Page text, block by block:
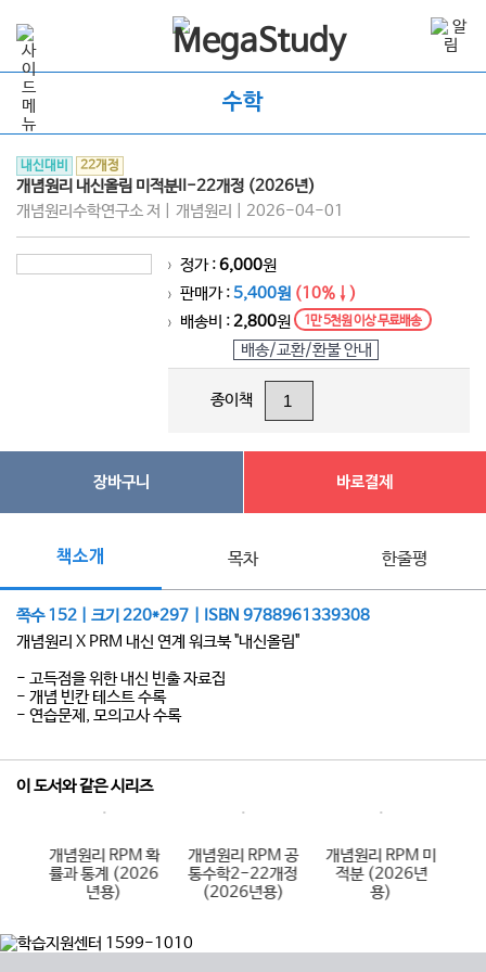
수학
내신대비 22개정
개념원리 내신올림 미적분II-22개정 (2026년)
개념원리수학연구소 저 | 개념원리 | 2026-04-01
> 정가 :6,000원
> 판매가 :5,400원 (10%↓)
> 배송비 :2,800원 1만 5천원 이상 무료배송
배송/교환/환불 안내
종이책
장바구니 바로결제
책소개 목차 한줄평
쪽수 152 | 크기 220*297 | ISBN 9788961339308
개념원리 X PRM 내신 연계 워크북 "내신올림"
- 고득점을 위한 내신 빈출 자료집
- 개념 빈칸 테스트 수록
- 연습문제, 모의고사 수록
이 도서와 같은 시리즈
개념원리 RPM 확
률과 통계 (2026
년용)
개념원리 RPM 공
통수학2-22개정
(2026년용)
개념원리 RPM 미
적분 (2026년
용)